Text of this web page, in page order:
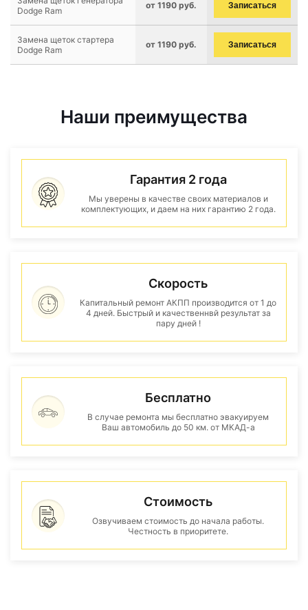
Dodge Ram
от 1190 руб. Записаться
Замена щеток стартера
Dodge Ram
от 1190 руб. Записаться
Наши преимущества
Гарантия 2 года
Мы уверены в качестве своих материалов и
комплектующих, и даем на них гарантию 2 года.
Скорость
Капитальный ремонт АКПП производится от 1 до
4 дней. Быстрый и качественнвй результат за
пару дней !
Бесплатно
В случае ремонта мы бесплатно эвакуируем
Ваш автомобиль до 50 км. от МКАД-а
Стоимость
Озвучиваем стоимость до начала работы.
Честность в приоритете.